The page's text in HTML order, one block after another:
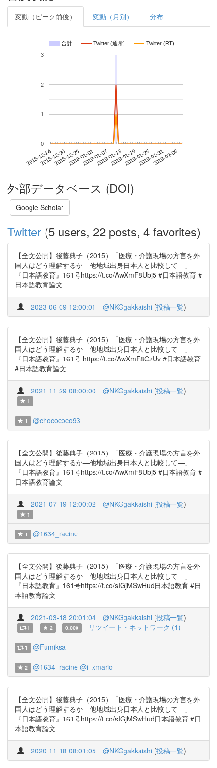
変動（ピーク前後） 変動（月別） 分布
合計 Twitter (通常) Twitter (RT)
2018-12-142018-12-202018-12-262019-01-012019-01-072019-01-132019-01-192019-01-252019-01-312019-02-06
0
1
2
3
外部データベース (DOI)
Google Scholar
Twitter (5 users, 22 posts, 4 favorites)
【全文公開】後藤典子（2015）「医療・介護現場の方言を外
国人はどう理解するか―他地域出身日本人と比較して―」
『日本語教育』161号https://t.co/AwXmF8Ubj5 #日本語教育 #
日本語教育論文
2023-06-09 12:00:01 @NKGgakkaishi (投稿一覧)
【全文公開】後藤典子（2015）「医療・介護現場の方言を外
国人はどう理解するか―他地域出身日本人と比較して―」
『日本語教育』161号 https://t.co/AwXmF8CzUv #日本語教育
#日本語教育論文
2021-11-29 08:00:00 @NKGgakkaishi (投稿一覧)
1
1 @chocococo93
【全文公開】後藤典子（2015）「医療・介護現場の方言を外
国人はどう理解するか―他地域出身日本人と比較して―」
『日本語教育』161号https://t.co/AwXmF8Ubj5 #日本語教育 #
日本語教育論文
2021-07-19 12:00:02 @NKGgakkaishi (投稿一覧)
1
1 @1634_racine
【全文公開】後藤典子（2015）「医療・介護現場の方言を外
国人はどう理解するか―他地域出身日本人と比較して―」
『日本語教育』161号https://t.co/sIGjMSwHud日本語教育 #日
本語教育論文
2021-03-18 20:01:04 @NKGgakkaishi (投稿一覧)
1 2 0.000 リツイート・ネットワーク (1)
1 @Fumiksa
2 @1634_racine @i_xmario
【全文公開】後藤典子（2015）「医療・介護現場の方言を外
国人はどう理解するか―他地域出身日本人と比較して―」
『日本語教育』161号https://t.co/sIGjMSwHud日本語教育 #日
本語教育論文
2020-11-18 08:01:05 @NKGgakkaishi (投稿一覧)